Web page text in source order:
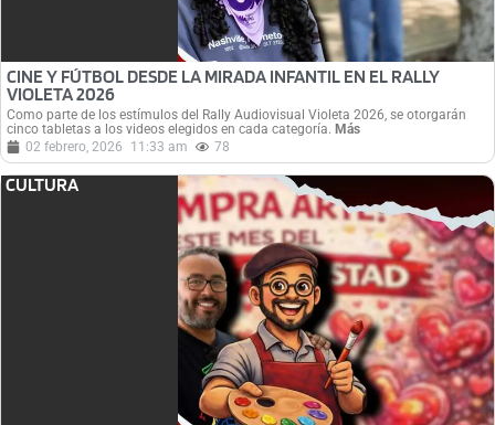
CINE Y FÚTBOL DESDE LA MIRADA INFANTIL EN EL RALLY
VIOLETA 2026
Como parte de los estímulos del Rally Audiovisual Violeta 2026, se otorgarán
cinco tabletas a los videos elegidos en cada categoría. Más
02 febrero, 2026
11:33 am 78
CULTURA